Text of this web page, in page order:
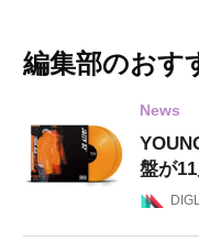
編集部のおす
News
盤が